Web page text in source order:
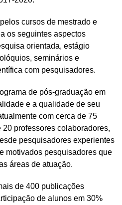
cursos de mestrado e
os seguintes aspectos
orientada, estágio
seminários e
com pesquisadores.
de pós-graduação em
e a qualidade de seu
com cerca de 75
professores colaboradores,
pesquisadores experientes
motivados pesquisadores que
áreas de atuação.
de 400 publicações
de alunos em 30%